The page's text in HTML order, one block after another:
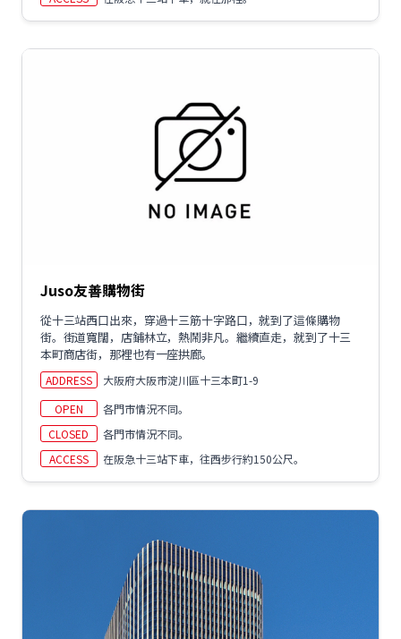
Juso友善購物街
從十三站西口出來，穿過十三筋十字路口，就到了這條購物
街。街道寬闊，店鋪林立，熱鬧非凡。繼續直走，就到了十三
本町商店街，那裡也有一座拱廊。
ADDRESS
大阪府大阪市淀川區十三本町1-9
OPEN
各門市情況不同。
CLOSED
各門市情況不同。
ACCESS
在阪急十三站下車，往西步行約150公尺。